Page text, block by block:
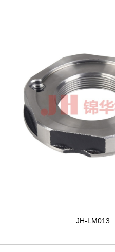
JH-LM013